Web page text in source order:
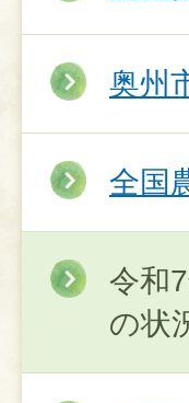
奥州
全国
令和
の状